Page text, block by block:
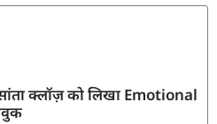
क्लॉज़ को लिखा Emotional